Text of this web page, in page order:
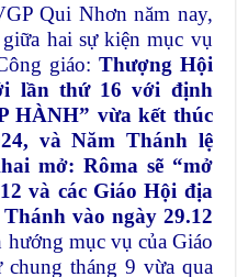
Nhơn năm nay,
hai sự kiện mục vụ
giáo: Thượng Hội
lần thứ 16 với định
HÀNH” vừa kết thúc
và Năm Thánh lệ
mở: Rôma sẽ “mở
và các Giáo Hội địa
vào ngày 29.12
mục vụ của Giáo
tháng 9 vừa qua